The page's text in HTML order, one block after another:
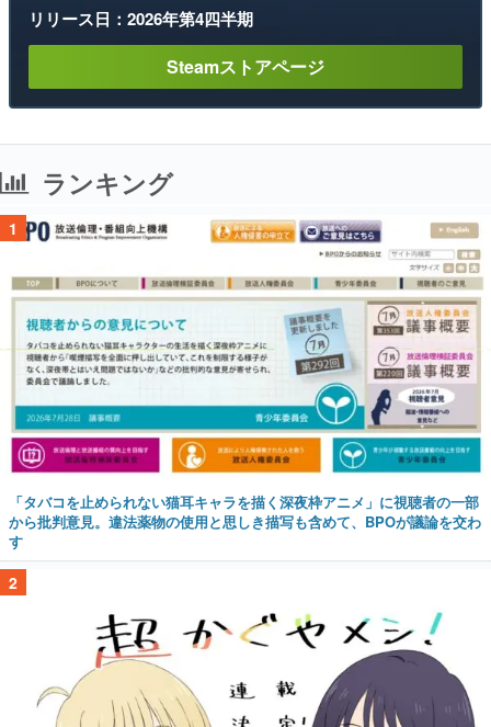
リリース日：2026年第4四半期
Steamストアページ
ランキング
1
「タバコを止められない猫耳キャラを描く深夜枠アニメ」に視聴者の一部
から批判意見。違法薬物の使用と思しき描写も含めて、BPOが議論を交わ
す
2